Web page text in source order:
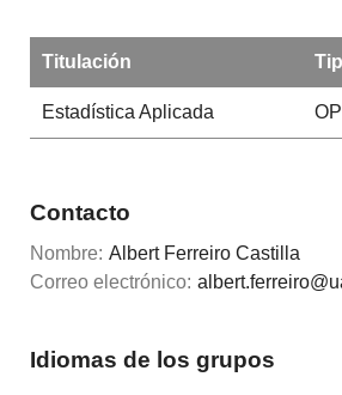
Titulación
Estadística Aplicada OP
Contacto
Nombre: Albert Ferreiro Castilla
Correo electrónico:
Idiomas de los grupos